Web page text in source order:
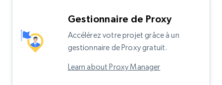
Gestionnaire de Proxy
Accélérez votre projet grâce à un
gestionnaire de Proxy gratuit.
Learn about Proxy Manager